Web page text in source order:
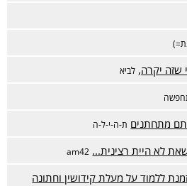
שזה יקרה, לביא
מתחתנים ת-ה-י-ל-ה
לא היית רצינית... am42
ללמוד על מעלת קידושין וחתונה